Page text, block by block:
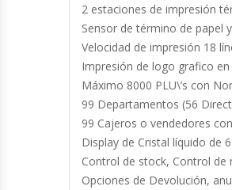
Cocinas Industriales
Encimeras Eléctricas
Congeladoras Tapa De Vidrio
Congeladoras Tapa Dura
Congeladores Verticales
2 estaciones de impresión
Sensor de término de papel
Velocidad de impresión 18
Impresión de logo grafico
Máximo 8000 PLU\’s con
99 Departamentos (56
99 Cajeros o vendedores
Display de Cristal líquido de
Control de stock, Control de
Opciones de Devolución,